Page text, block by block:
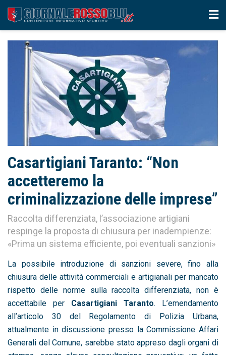
Casartigiani Taranto: “Non
accetteremo la
criminalizzazione delle imprese”
Raccolta differenziata, l’associazione artigiani
respinge la proposta di chiusura per inadempienze:
«Prima un sistema efficiente, poi eventuali sanzioni»
La possibile introduzione di sanzioni severe, fino alla
chiusura delle attività commerciali e artigianali per mancato
rispetto delle norme sulla raccolta differenziata, non è
accettabile per Casartigiani Taranto. L’emendamento
all’articolo 30 del Regolamento di Polizia Urbana,
attualmente in discussione presso la Commissione Affari
Generali del Comune, sarebbe stato appreso dagli organi di